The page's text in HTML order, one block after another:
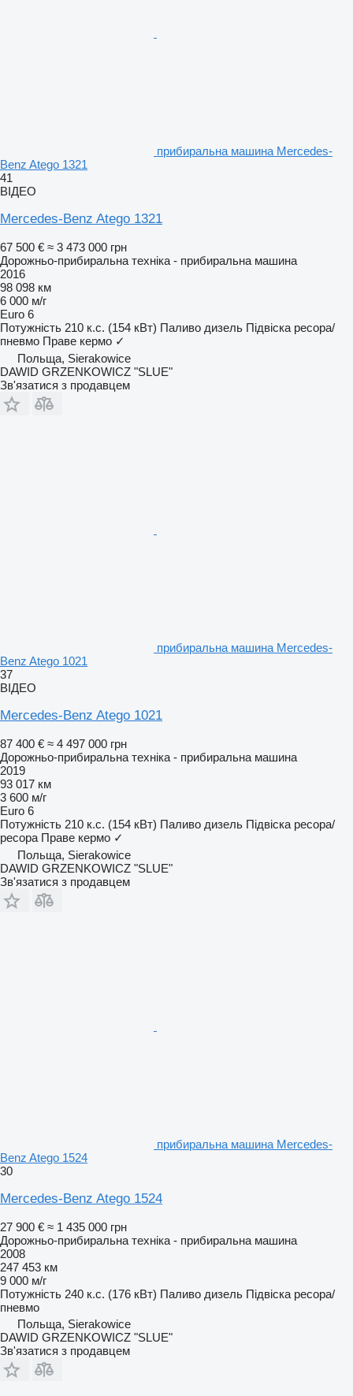
прибиральна машина Mercedes-
Benz Atego 1321
41
ВІДЕО
Mercedes-Benz Atego 1321
67 500 € ≈ 3 473 000 грн
Дорожньо-прибиральна техніка - прибиральна машина
2016
98 098 км
6 000 м/г
Euro 6
Потужність 210 к.с. (154 кВт) Паливо дизель Підвіска ресора/
пневмо Праве кермо ✓
Польща, Sierakowice
DAWID GRZENKOWICZ "SLUE"
Зв'язатися з продавцем
прибиральна машина Mercedes-
Benz Atego 1021
37
ВІДЕО
Mercedes-Benz Atego 1021
87 400 € ≈ 4 497 000 грн
Дорожньо-прибиральна техніка - прибиральна машина
2019
93 017 км
3 600 м/г
Euro 6
Потужність 210 к.с. (154 кВт) Паливо дизель Підвіска ресора/
ресора Праве кермо ✓
Польща, Sierakowice
DAWID GRZENKOWICZ "SLUE"
Зв'язатися з продавцем
прибиральна машина Mercedes-
Benz Atego 1524
30
Mercedes-Benz Atego 1524
27 900 € ≈ 1 435 000 грн
Дорожньо-прибиральна техніка - прибиральна машина
2008
247 453 км
9 000 м/г
Потужність 240 к.с. (176 кВт) Паливо дизель Підвіска ресора/
пневмо
Польща, Sierakowice
DAWID GRZENKOWICZ "SLUE"
Зв'язатися з продавцем